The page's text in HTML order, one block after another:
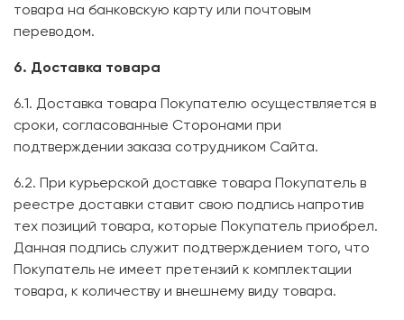
товара на банковскую карту или почтовым
переводом.
6. Доставка товара
6.1. Доставка товара Покупателю осуществляется в
сроки, согласованные Сторонами при
подтверждении заказа сотрудником Сайта.
6.2. При курьерской доставке товара Покупатель в
реестре доставки ставит свою подпись напротив
тех позиций товара, которые Покупатель приобрел.
Данная подпись служит подтверждением того, что
Покупатель не имеет претензий к комплектации
товара, к количеству и внешнему виду товара.